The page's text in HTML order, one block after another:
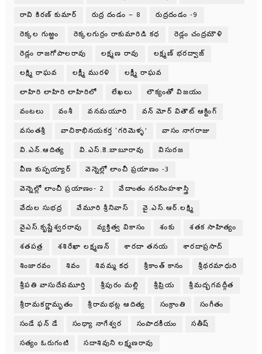
రావి కిరణ్ కుమార్ రుద్ర దండం – 8 రుద్రదండం -9
రెక్కల గుఱ్ఱం రెక్కలగుర్రం రాకుమారిడి కధ రెడ్లం చంద్రమౌళి
రెడ్లం రాజగోపాలరావు లక్ష్మణ రావు లక్ష్మణ్ భరద్వాజ్
లక్ష్మి రాఘవ లక్ష్మీ మురళి లక్ష్మీ రాఘవ
లాహిరి లాహిరి లాహిరిలో లేఖలు లౌక్యంతో విజయం
వంటలు వంశీ వనమయూరి వన్ మోర్ వితౌట్ ఆక్టింగ్
వసంతశ్రీ వాచికాభినయకర్త ‘గరిమెళ్ళ’ వాసం నాగరాజు
వి.ఎన్.ఆదిత్య వి.ఎస్.కె.బాబూరావు విసురజ
వీణ కుప్పయ్యార్ వెన్నెల్లో లాంచీ ప్రయాణం -3
వెన్నెల్లో లాంచీ ప్రయాణం- 2 వేదాంతం నరసింహశాస్త్రి
వేదుల సుభద్ర వేమూరి శ్రీనివాస్ వై.ఎస్.ఆర్.లక్ష్మి
వైఎస్.కృష్ణేశ్వరరావు వ్యక్తిత్వ వికాసం శంకు శతక సాహిత్యం
శతపత్ర శశిరేఖా లక్ష్మణన్ శారదా తనయ శారదాప్రసాద్
శింజారవం శివం శివమ్మ కధ శ్రీకాంత్ కానం శ్రీథరమాధురి
శ్రీపతి వాసుదేవమూర్తి శ్రీపురం మల్లి శ్రీప్రియ శ్రీమద్భగవద్గీత
శ్రీరామకర్ణామృతం శ్రీరామభట్ల ఆదిత్య సంక్రాంతి సంగీతం
సండే ఫన్ డే సంధ్యా నాగేశ్వర సంపాదకీయం సతీష్
సత్యం ఓరుగంటి సదాశివుని లక్ష్మణరావు